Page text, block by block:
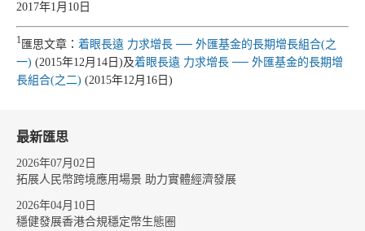
2017年1月10日
1 匯思文章： 着眼長遠 力求增長 ── 外匯基金的長期增長組合(之
一) (2015年12月14日)及着眼長遠 力求增長 ── 外匯基金的長期增
長組合(之二) (2015年12月16日)
最新匯思
2026年07月02日
拓展人民幣跨境應用場景 助力實體經濟發展
2026年04月10日
穩健發展香港合規穩定幣生態圈